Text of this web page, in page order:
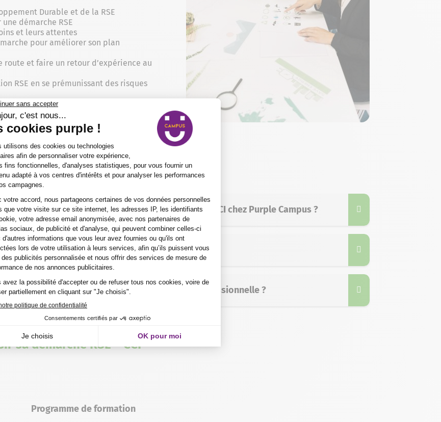
Durable et de la RSE
démarche RSE
et leurs attentes
pour améliorer son plan
et faire un retour d’expérience au
RSE en se prémunissant des risques
et certifications existantes
5 jours pour réussir sa démarche RSE – CCI chez Purple Campus ?
aux personnes en situation de handicap ?
adaptées aux personnes en reconversion professionnelle ?
sa démarche RSE – CCI
Programme de formation